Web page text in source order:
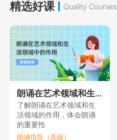
精选好课 Quality Courses
朗诵在艺术领域和生活领域中的作用
了解朗诵在艺术领域和生
活领域的作用，体会朗诵
的重要性
朗诵指导（高级）